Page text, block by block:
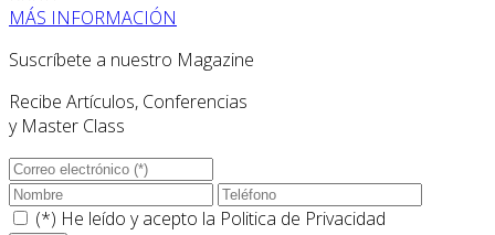
MÁS INFORMACIÓN
Suscríbete a nuestro Magazine
Recibe Artículos, Conferencias
y Master Class
(*) He leído y acepto la Politica de Privacidad